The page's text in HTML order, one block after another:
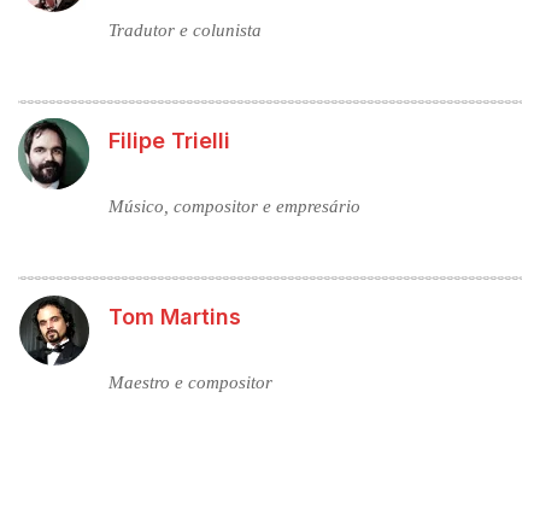
Tradutor e colunista
Filipe Trielli
Músico, compositor e empresário
Tom Martins
Maestro e compositor